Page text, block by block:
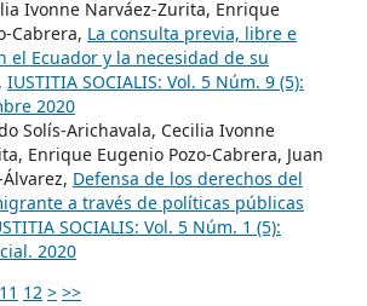
Ivonne Narváez-Zurita, Enrique
Cabrera, La consulta previa, libre e
el Ecuador y la necesidad de su
, IUSTITIA SOCIALIS: Vol. 5 Núm. 9 (5):
2020
Solís-Arichavala, Cecilia Ivonne
Enrique Eugenio Pozo-Cabrera, Juan
Defensa de los derechos del
a través de políticas públicas
SOCIALIS: Vol. 5 Núm. 1 (5):
2020
11 12 > >>